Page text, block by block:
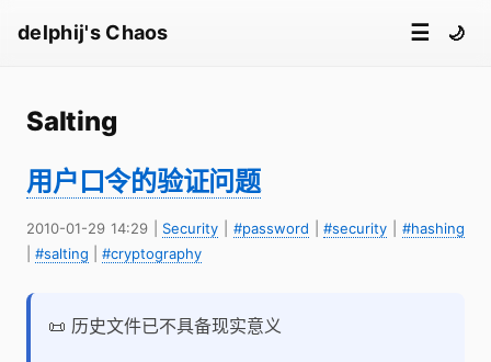
delphij's Chaos ☰ 🌙
Salting
用户口令的验证问题
2010-01-29 14:29| Security #password |#security |#hashing
#salting #cryptography
📜 历史文件已不具备现实意义